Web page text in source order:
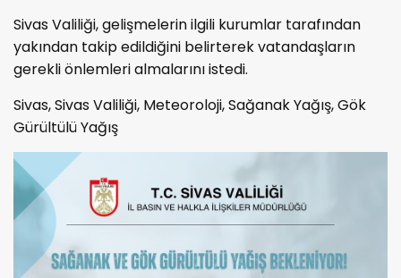
Sivas Valiliği, gelişmelerin ilgili kurumlar tarafından
yakından takip edildiğini belirterek vatandaşların
gerekli önlemleri almalarını istedi.
Sivas, Sivas Valiliği, Meteoroloji, Sağanak Yağış, Gök
Gürültülü Yağış